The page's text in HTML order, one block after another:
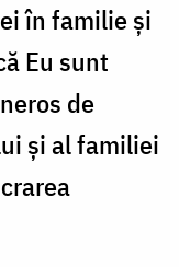
în familie și
Eu sunt
de
și al familiei